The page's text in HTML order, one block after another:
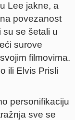
Lee jakne, a
povezanost
su se šetali u
surove
filmovima.
ili Elvis Prisli
personifikaciju
sve se